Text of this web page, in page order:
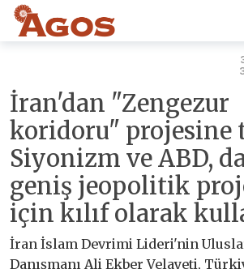
İran'dan "Zengezur
koridoru" projesine
Siyonizm ve ABD,
geniş jeopolitik
için kılıf olarak
İran İslam Devrimi Lideri'nin
Danışmanı Ali Ekber Velayeti,